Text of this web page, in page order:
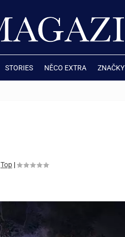
STORIES NĚCO EXTRA ZNAČKY
Top|